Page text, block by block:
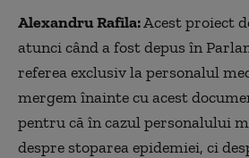
Alexandru Rafila:Acest proiect
atunci când a fost depus în
referea exclusiv la personalul
mergem înainte cu acest
pentru că în cazul personalului
despre stoparea epidemiei, ci